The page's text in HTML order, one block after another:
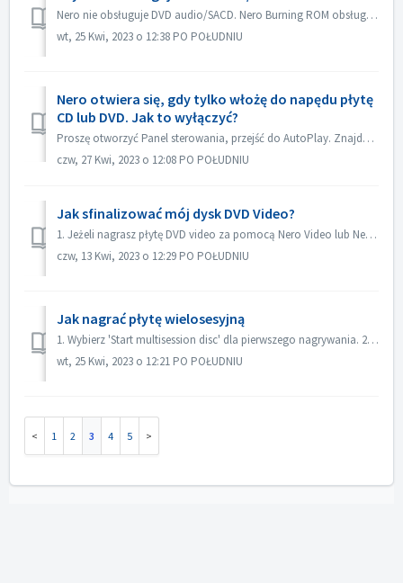
Nero nie obsługuje DVD audio/SACD. Nero Burning ROM obsługuje tylko nagrywanie płyt audio CD w 44100 hz.
wt, 25 Kwi, 2023 o 12:38 PO POŁUDNIU
Nero otwiera się, gdy tylko włożę do napędu płytę
CD lub DVD. Jak to wyłączyć?
Proszę otworzyć Panel sterowania, przejść do AutoPlay. Znajdź ustawienie każdej płyty DVD lub CD. Ustaw na "Pytaj mnie za każdym razem" lub "...
czw, 27 Kwi, 2023 o 12:08 PO POŁUDNIU
Jak sfinalizować mój dysk DVD Video?
1. Jeżeli nagrasz płytę DVD video za pomocą Nero Video lub Nero Burning ROM, płyta zostanie sfinalizowana automatycznie i będzie można ją odtwarzać na więks...
czw, 13 Kwi, 2023 o 12:29 PO POŁUDNIU
Jak nagrać płytę wielosesyjną
1. Wybierz 'Start multisession disc' dla pierwszego nagrywania. 2. Włóż ponownie nagraną płytę. Wybierz 'Continue Multisession disc' d...
wt, 25 Kwi, 2023 o 12:21 PO POŁUDNIU
1 2 3 4 5